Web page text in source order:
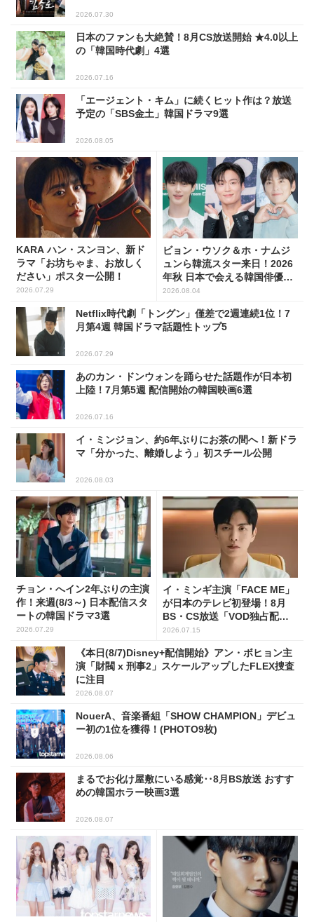
2026.07.30
日本のファンも大絶賛！8月CS放送開始 ★4.0以上
の「韓国時代劇」4選
2026.07.16
「エージェント・キム」に続くヒット作は？放送
予定の「SBS金土」韓国ドラマ9選
2026.08.05
KARA ハン・スンヨン、新ド
ラマ「お坊ちゃま、お放しく
ださい」ポスター公開！
2026.07.29
ビョン・ウソク＆ホ・ナムジ
ュンら韓流スター来日！2026
年秋 日本で会える韓国俳優10
人
2026.08.04
Netflix時代劇「トングン」僅差で2週連続1位！7
月第4週 韓国ドラマ話題性トップ5
2026.07.29
あのカン・ドンウォンを踊らせた話題作が日本初
上陸！7月第5週 配信開始の韓国映画6選
2026.07.16
イ・ミンジョン、約6年ぶりにお茶の間へ！新ドラ
マ「分かった、離婚しよう」初スチール公開
2026.08.03
チョン・へイン2年ぶりの主演
作！来週(8/3～) 日本配信スタ
ートの韓国ドラマ3選
2026.07.29
イ・ミンギ主演「FACE ME」
が日本のテレビ初登場！8月
BS・CS放送「VOD独占配
信」韓ドラ11選
2026.07.15
《本日(8/7)Disney+配信開始》アン・ボヒョン主
演「財閥 x 刑事2」スケールアップしたFLEX捜査
に注目
2026.08.07
NouerA、音楽番組「SHOW CHAMPION」デビュ
ー初の1位を獲得！(PHOTO9枚)
2026.08.06
まるでお化け屋敷にいる感覚‥8月BS放送 おすす
めの韓国ホラー映画3選
2026.08.07